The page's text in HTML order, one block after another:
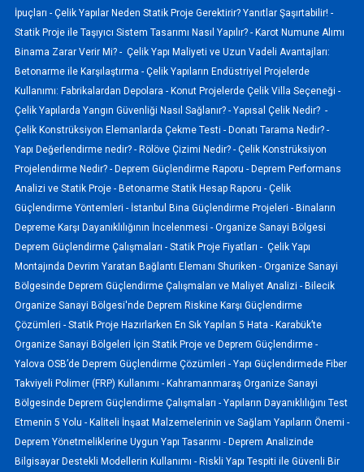
İpuçları - Çelik Yapılar Neden Statik Proje Gerektirir? Yanıtlar Şaşırtabilir! -
Statik Proje ile Taşıyıcı Sistem Tasarımı Nasıl Yapılır? - Karot Numune Alımı
Binama Zarar Verir Mi? - Çelik Yapı Maliyeti ve Uzun Vadeli Avantajları:
Betonarme ile Karşılaştırma - Çelik Yapıların Endüstriyel Projelerde
Kullanımı: Fabrikalardan Depolara - Konut Projelerde Çelik Villa Seçeneği -
Çelik Yapılarda Yangın Güvenliği Nasıl Sağlanır? - Yapısal Çelik Nedir? -
Çelik Konstrüksiyon Elemanlarda Çekme Testi - Donatı Tarama Nedir? -
Yapı Değerlendirme nedir? - Rölöve Çizimi Nedir? - Çelik Konstrüksiyon
Projelendirme Nedir? - Deprem Güçlendirme Raporu - Deprem Performans
Analizi ve Statik Proje - Betonarme Statik Hesap Raporu - Çelik
Güçlendirme Yöntemleri - İstanbul Bina Güçlendirme Projeleri - Binaların
Depreme Karşı Dayanıklılığının İncelenmesi - Organize Sanayi Bölgesi
Deprem Güçlendirme Çalışmaları - Statik Proje Fiyatları - Çelik Yapı
Montajında Devrim Yaratan Bağlantı Elemanı Shuriken - Organize Sanayi
Bölgesinde Deprem Güçlendirme Çalışmaları ve Maliyet Analizi - Bilecik
Organize Sanayi Bölgesi'nde Deprem Riskine Karşı Güçlendirme
Çözümleri - Statik Proje Hazırlarken En Sık Yapılan 5 Hata - Karabük’te
Organize Sanayi Bölgeleri İçin Statik Proje ve Deprem Güçlendirme -
Yalova OSB’de Deprem Güçlendirme Çözümleri - Yapı Güçlendirmede Fiber
Takviyeli Polimer (FRP) Kullanımı - Kahramanmaraş Organize Sanayi
Bölgesinde Deprem Güçlendirme Çalışmaları - Yapıların Dayanıklılığını Test
Etmenin 5 Yolu - Kaliteli İnşaat Malzemelerinin ve Sağlam Yapıların Önemi -
Deprem Yönetmeliklerine Uygun Yapı Tasarımı - Deprem Analizinde
Bilgisayar Destekli Modellerin Kullanımı - Riskli Yapı Tespiti ile Güvenli Bir